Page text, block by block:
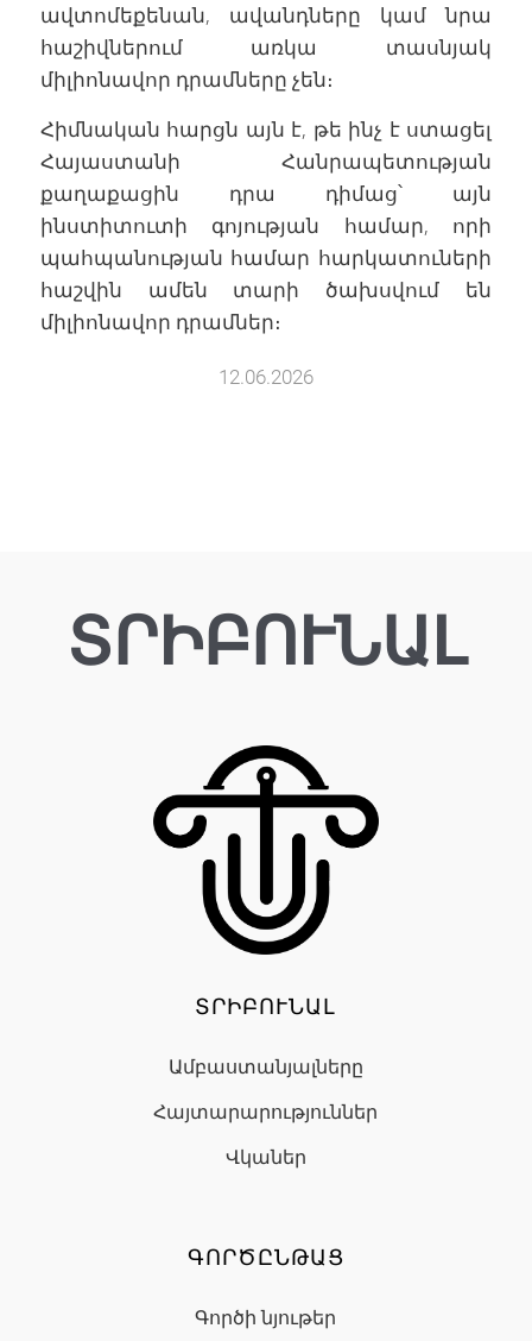
ավտոմեքենան, ավանդները կամ նրա
հաշիվներում առկա տասնյակ
միլիոնավոր դրամները չեն։
Հիմնական հարցն այն է, թե ինչ է ստացել
Հայաստանի Հանրապետության
քաղաքացին դրա դիմաց՝ այն
ինստիտուտի գոյության համար, որի
պահպանության համար հարկատուների
հաշվին ամեն տարի ծախսվում են
միլիոնավոր դրամներ։
12.06.2026
ՏՐԻԲՈՒՆԱԼ
ՏՐԻԲՈՒՆԱԼ
Ամբաստանյալները
Հայտարարություններ
Վկաներ
ԳՈՐԾԸՆԹԱՑ
Գործի նյութեր